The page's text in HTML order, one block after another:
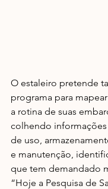
O estaleiro pretende
programa para
a rotina de suas
colhendo informações
de uso,
e manutenção,
que tem demandado
“Hoje a Pesquisa de